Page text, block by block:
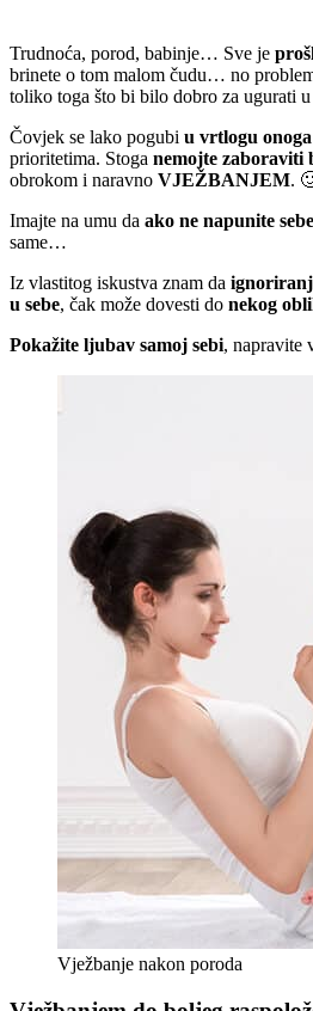
Trudnoća, porod, babinje… Sve je
brinete o tom malom čudu… no
toliko toga što bi bilo dobro za ugurati
Čovjek se lako pogubi u vrtlogu
prioritetima. Stoga nemojte zaboraviti
obrokom i naravno VJEŽBANJEM.
Imajte na umu da ako ne napunite sebe
same…
Iz vlastitog iskustva znam da
u sebe, čak može dovesti do nekog
Pokažite ljubav samoj sebi, napravite
Vježbanje nakon poroda